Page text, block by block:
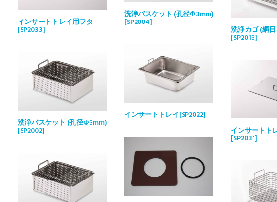
洗浄バスケット (孔径Φ3mm)
[SP2004]
インサートトレイ用フタ
[SP2033] 洗浄カゴ (網
[SP2013]
インサートトレイ[SP2022]
洗浄バスケット (孔径Φ3mm)
[SP2002] インサートト
[SP2031]